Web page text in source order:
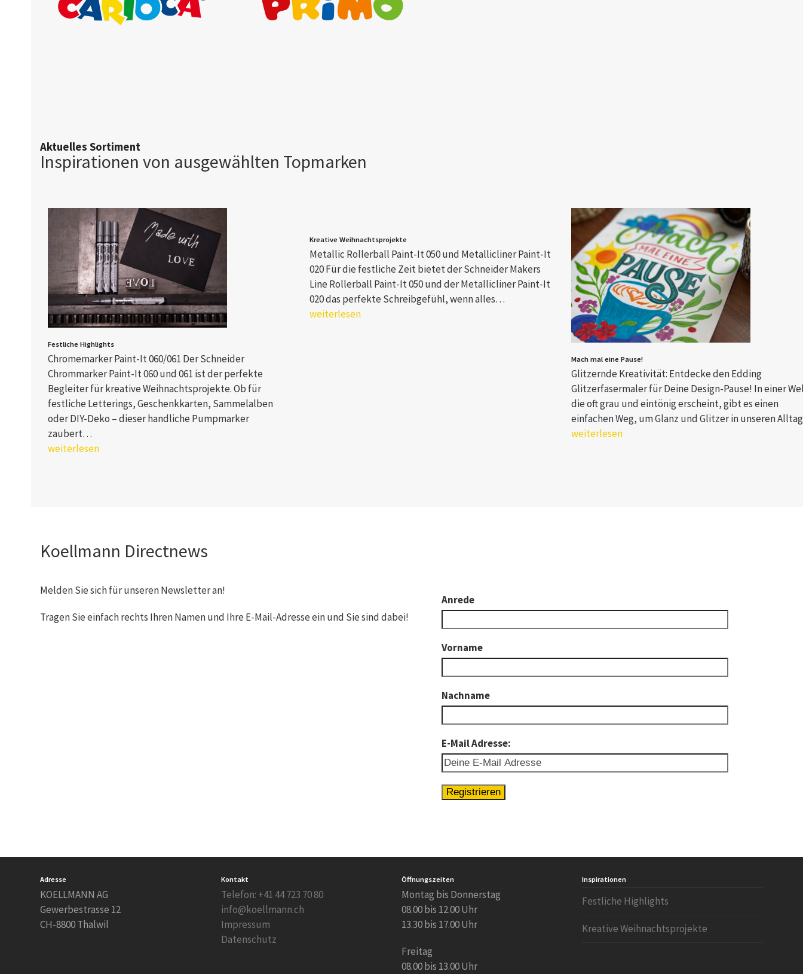
Aktuelles Sortiment
Inspirationen von ausgewählten Topmarken
Festliche Highlights
Chromemarker Paint-It 060/061 Der Schneider
Chrommarker Paint-It 060 und 061 ist der perfekte
Begleiter für kreative Weihnachtsprojekte. Ob für
festliche Letterings, Geschenkkarten, Sammelalben
oder DIY-Deko – dieser handliche Pumpmarker
zaubert…
weiterlesen
Kreative Weihnachtsprojekte
Metallic Rollerball Paint-It 050 und Metallicliner Paint-It
020 Für die festliche Zeit bietet der Schneider Makers
Line Rollerball Paint-It 050 und der Metallicliner Paint-It
020 das perfekte Schreibgefühl, wenn alles…
weiterlesen
Mach mal eine Pause!
Glitzernde Kreativität: Entdecke den Edding
Glitzerfasermaler für Deine Design-Pause! In einer
die oft grau und eintönig erscheint, gibt es einen
einfachen Weg, um Glanz und Glitzer in unseren
weiterlesen
Koellmann Directnews
Melden Sie sich für unseren Newsletter an!
Tragen Sie einfach rechts Ihren Namen und Ihre E-Mail-Adresse ein und Sie sind dabei!
Anrede
Vorname
Nachname
E-Mail Adresse:
Adresse
KOELLMANN AG
Gewerbestrasse 12
CH-8800 Thalwil
Kontakt
Telefon: +41 44 723 70 80
info@koellmann.ch
Impressum
Datenschutz
Öffnungszeiten
Montag bis Donnerstag
08.00 bis 12.00 Uhr
13.30 bis 17.00 Uhr
Freitag
08.00 bis 13.00 Uhr
Inspirationen
Festliche Highlights
Kreative Weihnachtsprojekte